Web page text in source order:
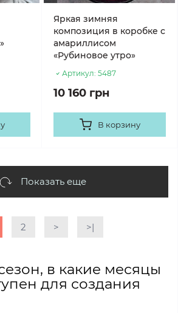
Яркая зимняя
композиция в коробке с
амариллисом
«Рубиновое утро»
Артикул: 5487
10 160 грн
В корзину
Показать еще
2 > >|
в какие месяцы
для создания